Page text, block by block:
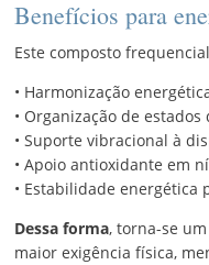
Benefícios para
Este composto
• Harmonização
• Organização de
• Suporte vibracional à
• Apoio antioxidante em
• Estabilidade energética
Dessa forma, torna-se
maior exigência física,